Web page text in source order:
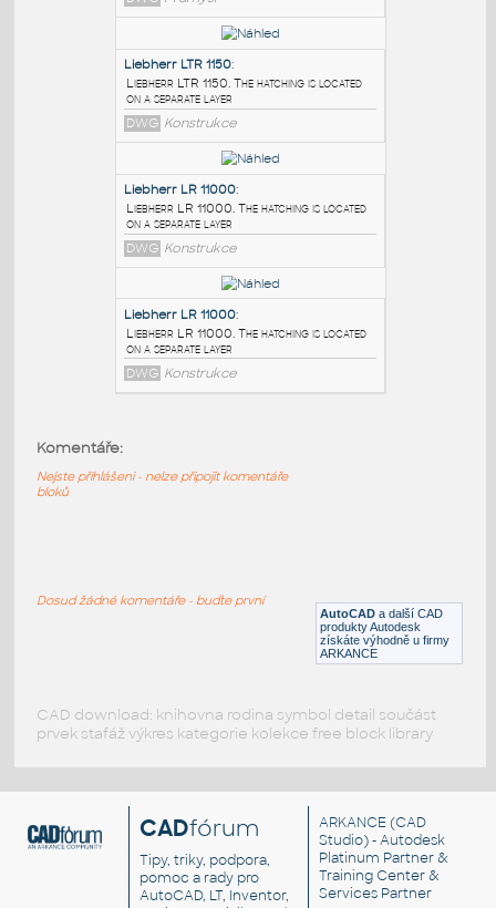
PODOBNÉ BLOKY:
Liebherr LTM 1100-5.1
Liebherr LTM 1100-5.1. The hatching is
located on a separate layer
DWG Průmysl
Liebherr LTR 1150:
Liebherr LTR 1150. The hatching is located
on a separate layer
DWG Konstrukce
DWG Konstrukce
on a separate layer
AutoCAD a další CAD
produkty Autodesk
získáte výhodně u firmy
ARKANCE
Komentáře:
Nejste přihlášeni - nelze připojit komentáře
bloků
Dosud žádné komentáře - buďte první
CAD download: knihovna rodina symbol detail součást
prvek stafáž výkres kategorie kolekce free block library
CADfórum
Tipy, triky, podpora,
pomoc a rady pro
AutoCAD, LT, Inventor,
ARKANCE (CAD
Studio) - Autodesk
Platinum Partner &
Training Center &
Services Partner